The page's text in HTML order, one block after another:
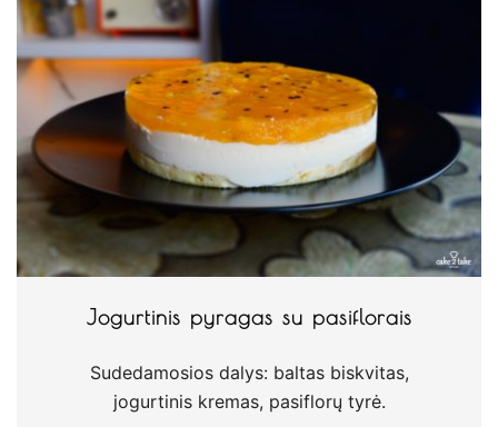
Jogurtinis pyragas su pasiflorais
Sudedamosios dalys: baltas biskvitas,
jogurtinis kremas, pasiflorų tyrė.